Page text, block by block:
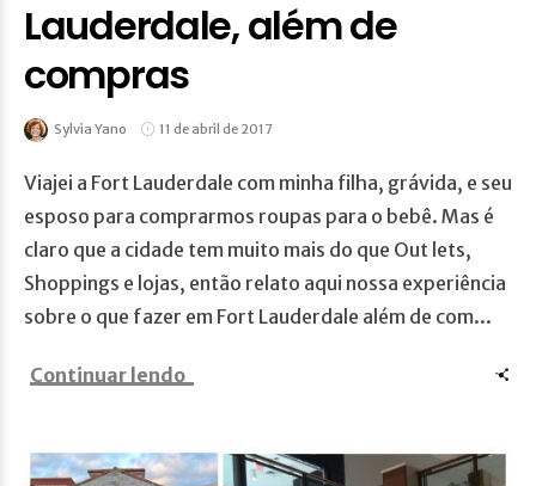
Lauderdale, além de
compras
Sylvia Yano 11 de abril de 2017
Viajei a Fort Lauderdale com minha filha, grávida, e seu
esposo para comprarmos roupas para o bebê. Mas é
claro que a cidade tem muito mais do que Out lets,
Shoppings e lojas, então relato aqui nossa experiência
sobre o que fazer em Fort Lauderdale além de com...
Continuar lendo